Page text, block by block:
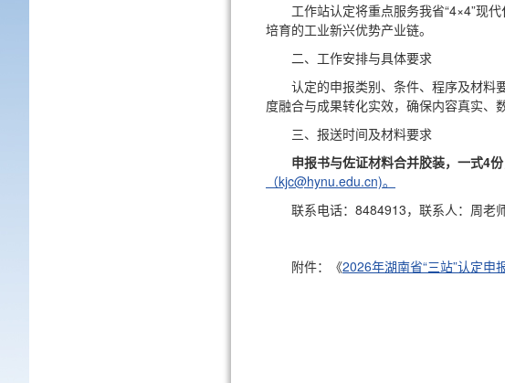
工作站认定将重点服务我省“4×4”现
培育的工业新兴优势产业链。
二、工作安排与具体要求
认定的申报类别、条件、程序及材料
度融合与成果转化实效，确保内容真实、
三、报送时间及材料要求
申报书与佐证材料合并胶装，一式4
（kjc@hynu.edu.cn)。
联系电话：8484913，联系人：周老
附件：《2026年湖南省“三站”认定申